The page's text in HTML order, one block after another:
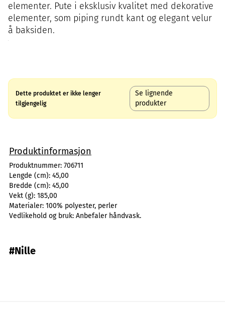
elementer. Pute i eksklusiv kvalitet med dekorative
elementer, som piping rundt kant og elegant velur
å baksiden.
Dette produktet er ikke lenger
tilgjengelig
Se lignende
produkter
Produktinformasjon
Produktnummer: 706711
Lengde (cm): 45,00
Bredde (cm): 45,00
Vekt (g): 185,00
Materialer: 100% polyester, perler
Vedlikehold og bruk: Anbefaler håndvask.
#Nille